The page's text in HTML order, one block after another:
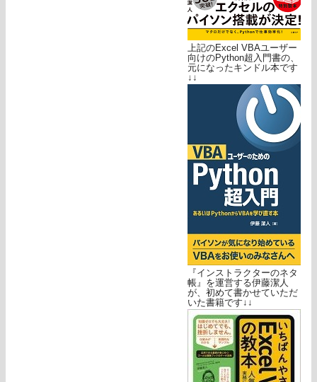
上記のExcel VBAユーザー
向けのPython超入門書の、
元になったキンドル本です
↓↓
『インストラクターのネタ
帳』を運営する伊藤潔人
が、初めて書かせていただ
いた書籍です↓↓